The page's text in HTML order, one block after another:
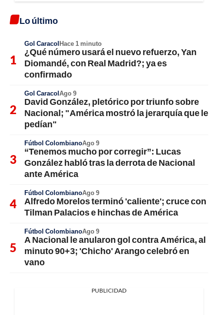
Lo último
Gol CaracolHace 1 minuto
¿Qué número usará el nuevo refuerzo, Yan
Diomandé, con Real Madrid?; ya es
confirmado
Gol CaracolAgo 9
David González, pletórico por triunfo sobre
Nacional; "América mostró la jerarquía que le
pedían"
Fútbol ColombianoAgo 9
“Tenemos mucho por corregir”: Lucas
González habló tras la derrota de Nacional
ante América
Fútbol ColombianoAgo 9
Alfredo Morelos terminó 'caliente'; cruce con
Tilman Palacios e hinchas de América
Fútbol ColombianoAgo 9
A Nacional le anularon gol contra América, al
minuto 90+3; 'Chicho' Arango celebró en
vano
PUBLICIDAD